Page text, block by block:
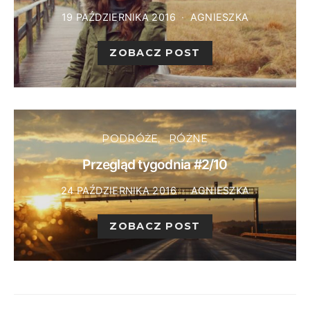
19 PAŹDZIERNIKA 2016 AGNIESZKA
ZOBACZ POST
PODRÓŻE RÓŻNE
Przegląd tygodnia #2/10
24 PAŹDZIERNIKA 2016 AGNIESZKA
ZOBACZ POST